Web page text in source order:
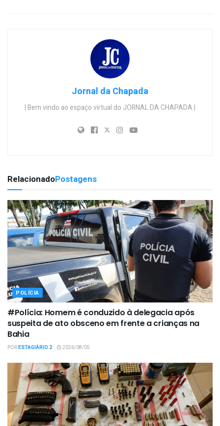
Jornal da Chapada
| Bem vindo ao espaço virtual do JORNAL DA CHAPADA |
RelacionadoPostagens
POLÍCIA
#Polícia: Homem é conduzido à delegacia após
suspeita de ato obsceno em frente a crianças na
Bahia
PORESTAGIÁRIO 2 2026/08/05